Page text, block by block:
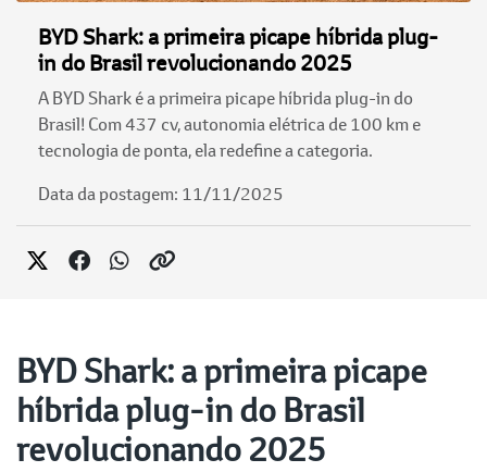
BYD Shark: a primeira picape híbrida plug-
in do Brasil revolucionando 2025
A BYD Shark é a primeira picape híbrida plug-in do
Brasil! Com 437 cv, autonomia elétrica de 100 km e
tecnologia de ponta, ela redefine a categoria.
Data da postagem: 11/11/2025
BYD Shark: a primeira picape
híbrida plug-in do Brasil
revolucionando 2025